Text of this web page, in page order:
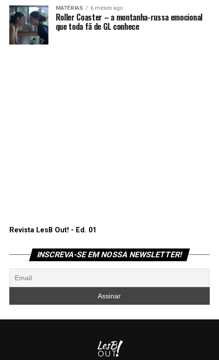
MATÉRIAS 6 meses ago
Roller Coaster – a montanha-russa emocional
que toda fã de GL conhece
Revista LesB Out! - Ed. 01
INSCREVA-SE EM NOSSA NEWSLETTER!